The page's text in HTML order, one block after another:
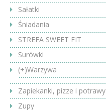
Sałatki
Śniadania
STREFA SWEET FIT
Surówki
(+)Warzywa
Zapiekanki, pizze i
Zupy